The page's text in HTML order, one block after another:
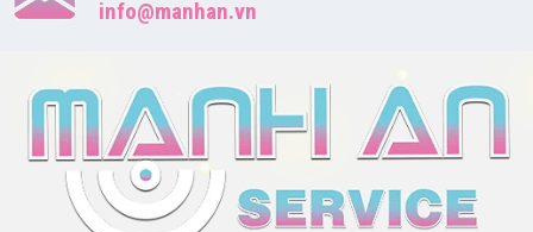
info@manhan.vn